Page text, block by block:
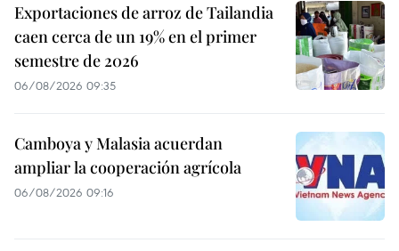
Exportaciones de arroz de Tailandia
caen cerca de un 19% en el primer
semestre de 2026
06/08/2026 09:35
Camboya y Malasia acuerdan
ampliar la cooperación agrícola
06/08/2026 09:16